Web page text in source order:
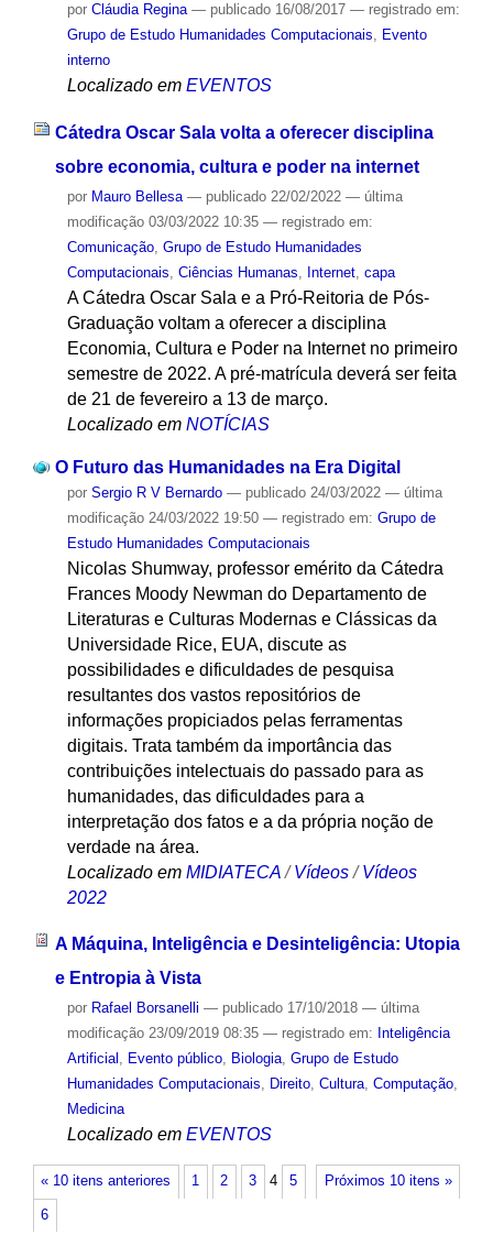
por Cláudia Regina — publicado16/08/2017 — registrado em:
Grupo de Estudo Humanidades Computacionais, Evento
interno
Localizado em EVENTOS
Cátedra Oscar Sala volta a oferecer disciplina
sobre economia, cultura e poder na internet
por Mauro Bellesa — publicado22/02/2022 — última
modificação03/03/2022 10:35 — registrado em:
Comunicação, Grupo de Estudo Humanidades
Computacionais Ciências Humanas Internet, capa
A Cátedra Oscar Sala e a Pró-Reitoria de Pós-
Graduação voltam a oferecer a disciplina
Economia, Cultura e Poder na Internet no primeiro
semestre de 2022. A pré-matrícula deverá ser feita
de 21 de fevereiro a 13 de março.
Localizado em NOTÍCIAS
O Futuro das Humanidades na Era Digital
por Sergio R V Bernardo — publicado24/03/2022 — última
modificação24/03/2022 19:50 — registrado em: Grupo de
Estudo Humanidades Computacionais
Nicolas Shumway, professor emérito da Cátedra
Frances Moody Newman do Departamento de
Literaturas e Culturas Modernas e Clássicas da
Universidade Rice, EUA, discute as
possibilidades e dificuldades de pesquisa
resultantes dos vastos repositórios de
informações propiciados pelas ferramentas
digitais. Trata também da importância das
contribuições intelectuais do passado para as
humanidades, das dificuldades para a
interpretação dos fatos e a da própria noção de
verdade na área.
Localizado em MIDIATECA /Vídeos /Vídeos
2022
A Máquina, Inteligência e Desinteligência: Utopia
e Entropia à Vista
por Rafael Borsanelli — publicado17/10/2018 — última
modificação23/09/2019 08:35 — registrado em: Inteligência
Artificial , Evento público, Biologia, Grupo de Estudo
Humanidades Computacionais, Direito, Cultura, Computação,
Medicina
Localizado em EVENTOS
« 10 itens anteriores Próximos 10 itens »
1 2 3 4 5
6